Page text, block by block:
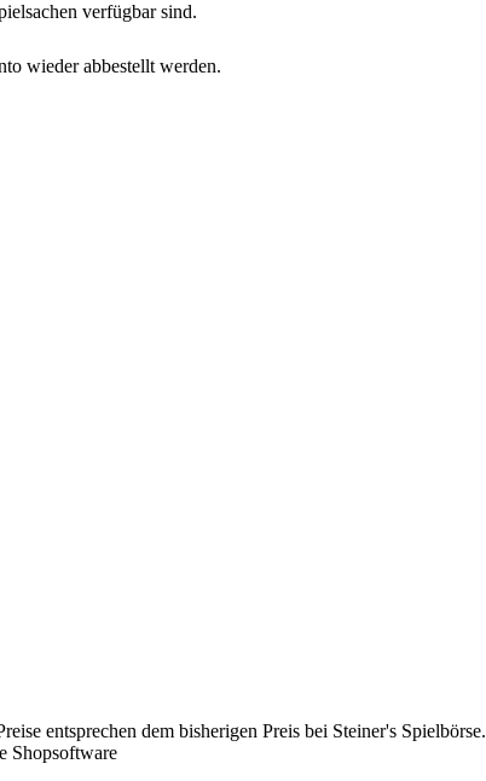
verfügbar sind.
wieder abbestellt werden.
entsprechen dem bisherigen Preis bei Steiner's Spielbörse.
Shopsoftware